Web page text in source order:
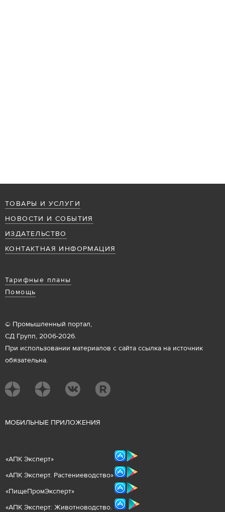
ТОВАРЫ И УСЛУГИ
НОВОСТИ И СОБЫТИЯ
ИЗДАТЕЛЬСТВО
КОНТАКТНАЯ ИНФОРМАЦИЯ
Тарифные планы
Помощь
© Промышленный портал,
СД Групп, 2006-2026.
При использовании материалов с сайта ссылка на источник
обязательна.
МОБИЛЬНЫЕ ПРИЛОЖЕНИЯ
«АПК Эксперт»
«АПК Эксперт. Растениеводство»
«ПищеПромЭксперт»
«АПК Эксперт: Животноводство.